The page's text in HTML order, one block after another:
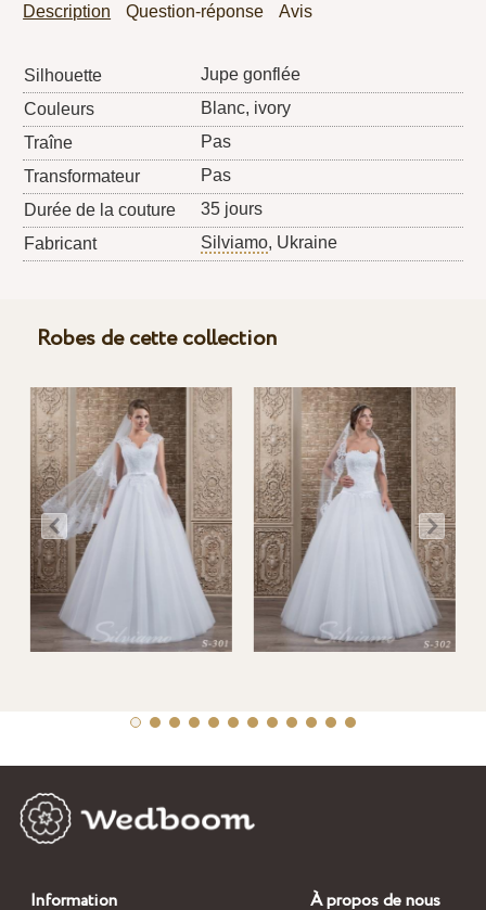
Description Question-réponse Avis
Silhouette
Jupe gonflée
Couleurs
Blanc, ivory
Traîne
Pas
Transformateur
Pas
Durée de la couture
35 jours
Fabricant
Silviamo, Ukraine
Robes de cette collection
Information À propos de nous